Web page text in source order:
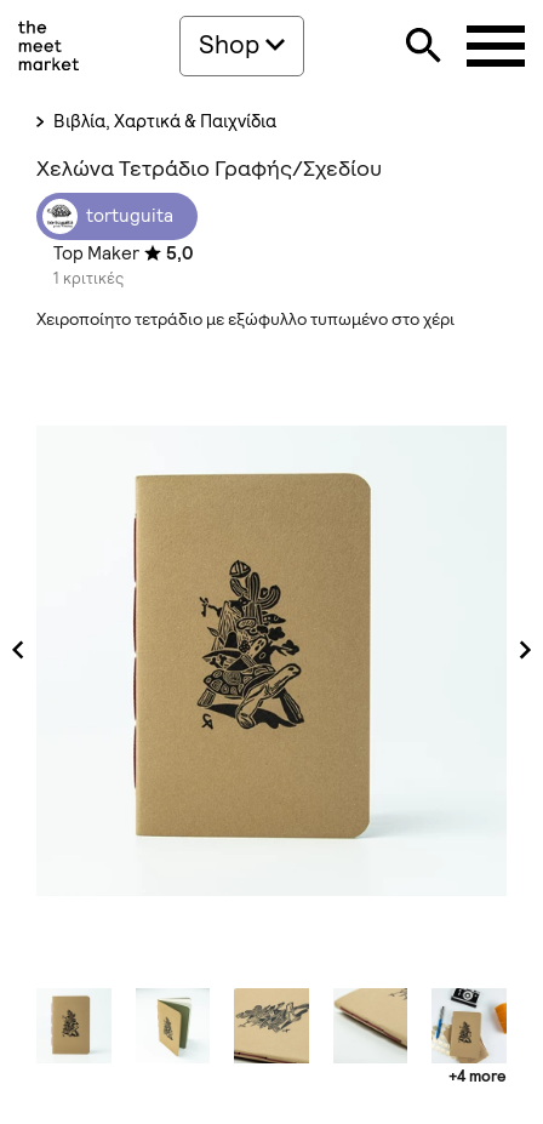
Shop
Βιβλία, Χαρτικά & Παιχνίδια
Χελώνα Τετράδιο Γραφής/Σχεδίου
tortuguita
Top Maker
5,0
1 κριτικές
Χειροποίητο τετράδιο με εξώφυλλο τυπωμένο στο χέρι
+4 more